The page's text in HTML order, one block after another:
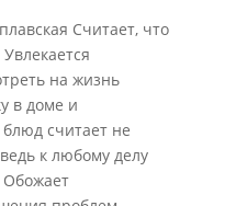
Считает, что
на жизнь
в доме и
считает не
к любому делу
Обожает